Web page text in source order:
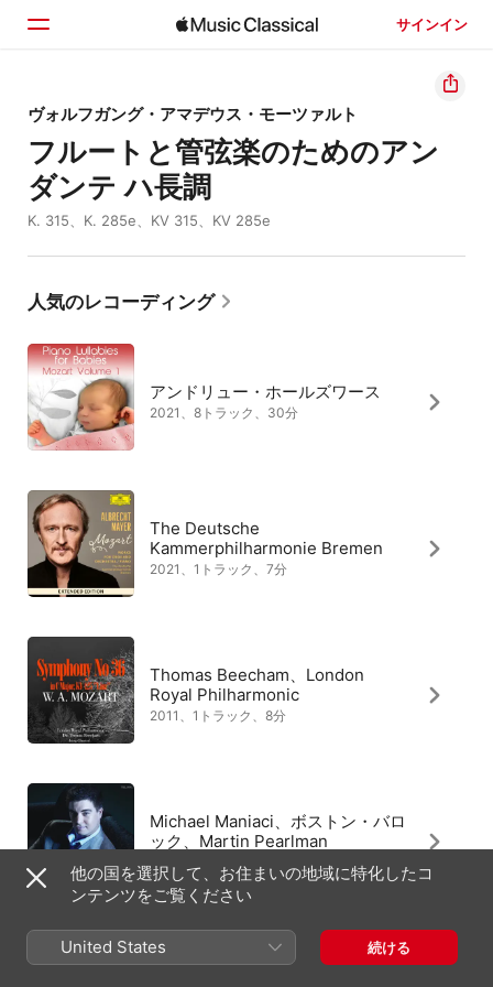
サインイン
ホーム
見つける
検索
ヴォルフガング・アマデウス・モーツァルト
フルートと管弦楽のためのアン
ダンテ ハ長調
K. 315、K. 285e、KV 315、KV 285e
人気のレコーディング
アンドリュー・ホールズワース
2021、8トラック、30分
The Deutsche
Kammerphilharmonie Bremen
2021、1トラック、7分
Thomas Beecham、London
Royal Philharmonic
2011、1トラック、8分
Michael Maniaci、ボストン・バロ
ック、Martin Pearlman
2010、1トラック、7分
グニラ・フォン・バール、Jan-
他の国を選択して、お住まいの地域に特化したコ
ンテンツをご覧ください
United States 続ける